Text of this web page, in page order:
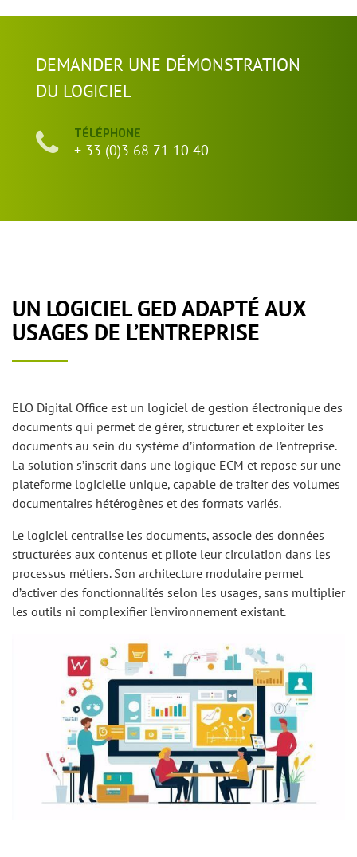
DEMANDER UNE DÉMONSTRATION
DU LOGICIEL
TÉLÉPHONE
+ 33 (0)3 68 71 10 40
UN LOGICIEL GED ADAPTÉ AUX
USAGES DE L’ENTREPRISE
ELO Digital Office est un logiciel de gestion électronique des
documents qui permet de gérer, structurer et exploiter les
documents au sein du système d’information de l’entreprise.
La solution s’inscrit dans une logique ECM et repose sur une
plateforme logicielle unique, capable de traiter des volumes
documentaires hétérogènes et des formats variés.
Le logiciel centralise les documents, associe des données
structurées aux contenus et pilote leur circulation dans les
processus métiers. Son architecture modulaire permet
d’activer des fonctionnalités selon les usages, sans multiplier
les outils ni complexifier l’environnement existant.